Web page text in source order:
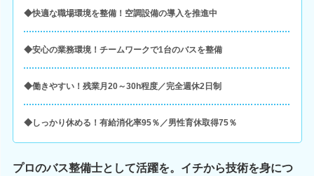
◆快適な職場環境を整備！空調設備の導入を推進中
◆安心の業務環境！チームワークで1台のバスを整備
◆働きやすい！残業月20～30h程度／完全週休2日制
◆しっかり休める！有給消化率95％／男性育休取得75％
プロのバス整備士として活躍を。イチから技術を身につ